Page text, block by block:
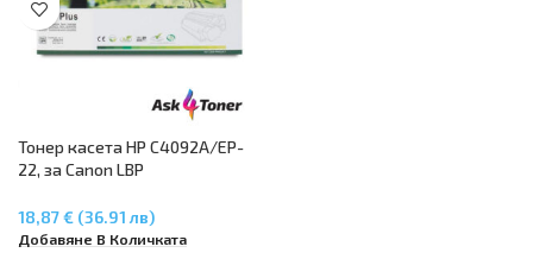
Тонер касета HP C4092A/EP-
22, за Canon LBP
LaserJet 1100/1100A/3200
18,87 € (36.91 лв)
Добавяне В Количката